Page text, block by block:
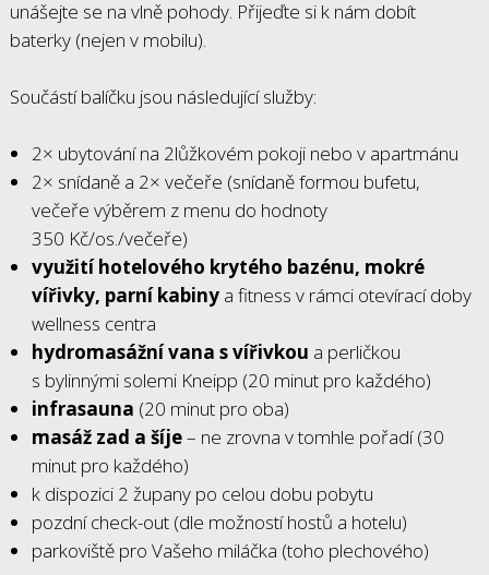
unášejte se na vlně pohody. Přijeďte si k nám dobít
baterky (nejen v mobilu).
Součástí balíčku jsou následující služby:
2× ubytování na 2lůžkovém pokoji nebo v apartmánu
2× snídaně a 2× večeře (snídaně formou bufetu,
večeře výběrem z menu do hodnoty
350 Kč/os./večeře)
využití hotelového krytého bazénu, mokré
vířivky, parní kabinya fitness v rámci otevírací doby
wellness centra
hydromasážní vana s vířivkou a perličkou
s bylinnými solemi Kneipp (20 minut pro každého)
infrasauna (20 minut pro oba)
masáž zad a šíje– ne zrovna v tomhle pořadí (30
minut pro každého)
k dispozici 2 župany po celou dobu pobytu
pozdní check-out (dle možností hostů a hotelu)
parkoviště pro Vašeho miláčka (toho plechového)